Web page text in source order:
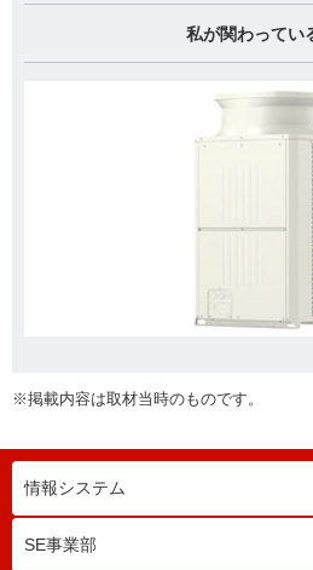
私が関わってい
※掲載内容は取材当時のものです。
情報システム
SE事業部